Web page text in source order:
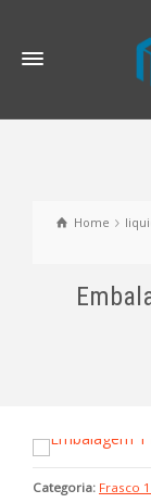
Home
Categoria: Frasco